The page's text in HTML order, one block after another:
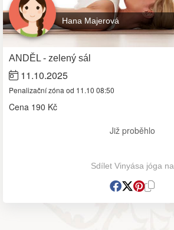
Hana Majerová
ANDĚL - zelený sál
11.10.2025
Penalizační zóna od 11.10 08:50
Cena 190 Kč
Již proběhlo
Sdílet Vinyása jóga na